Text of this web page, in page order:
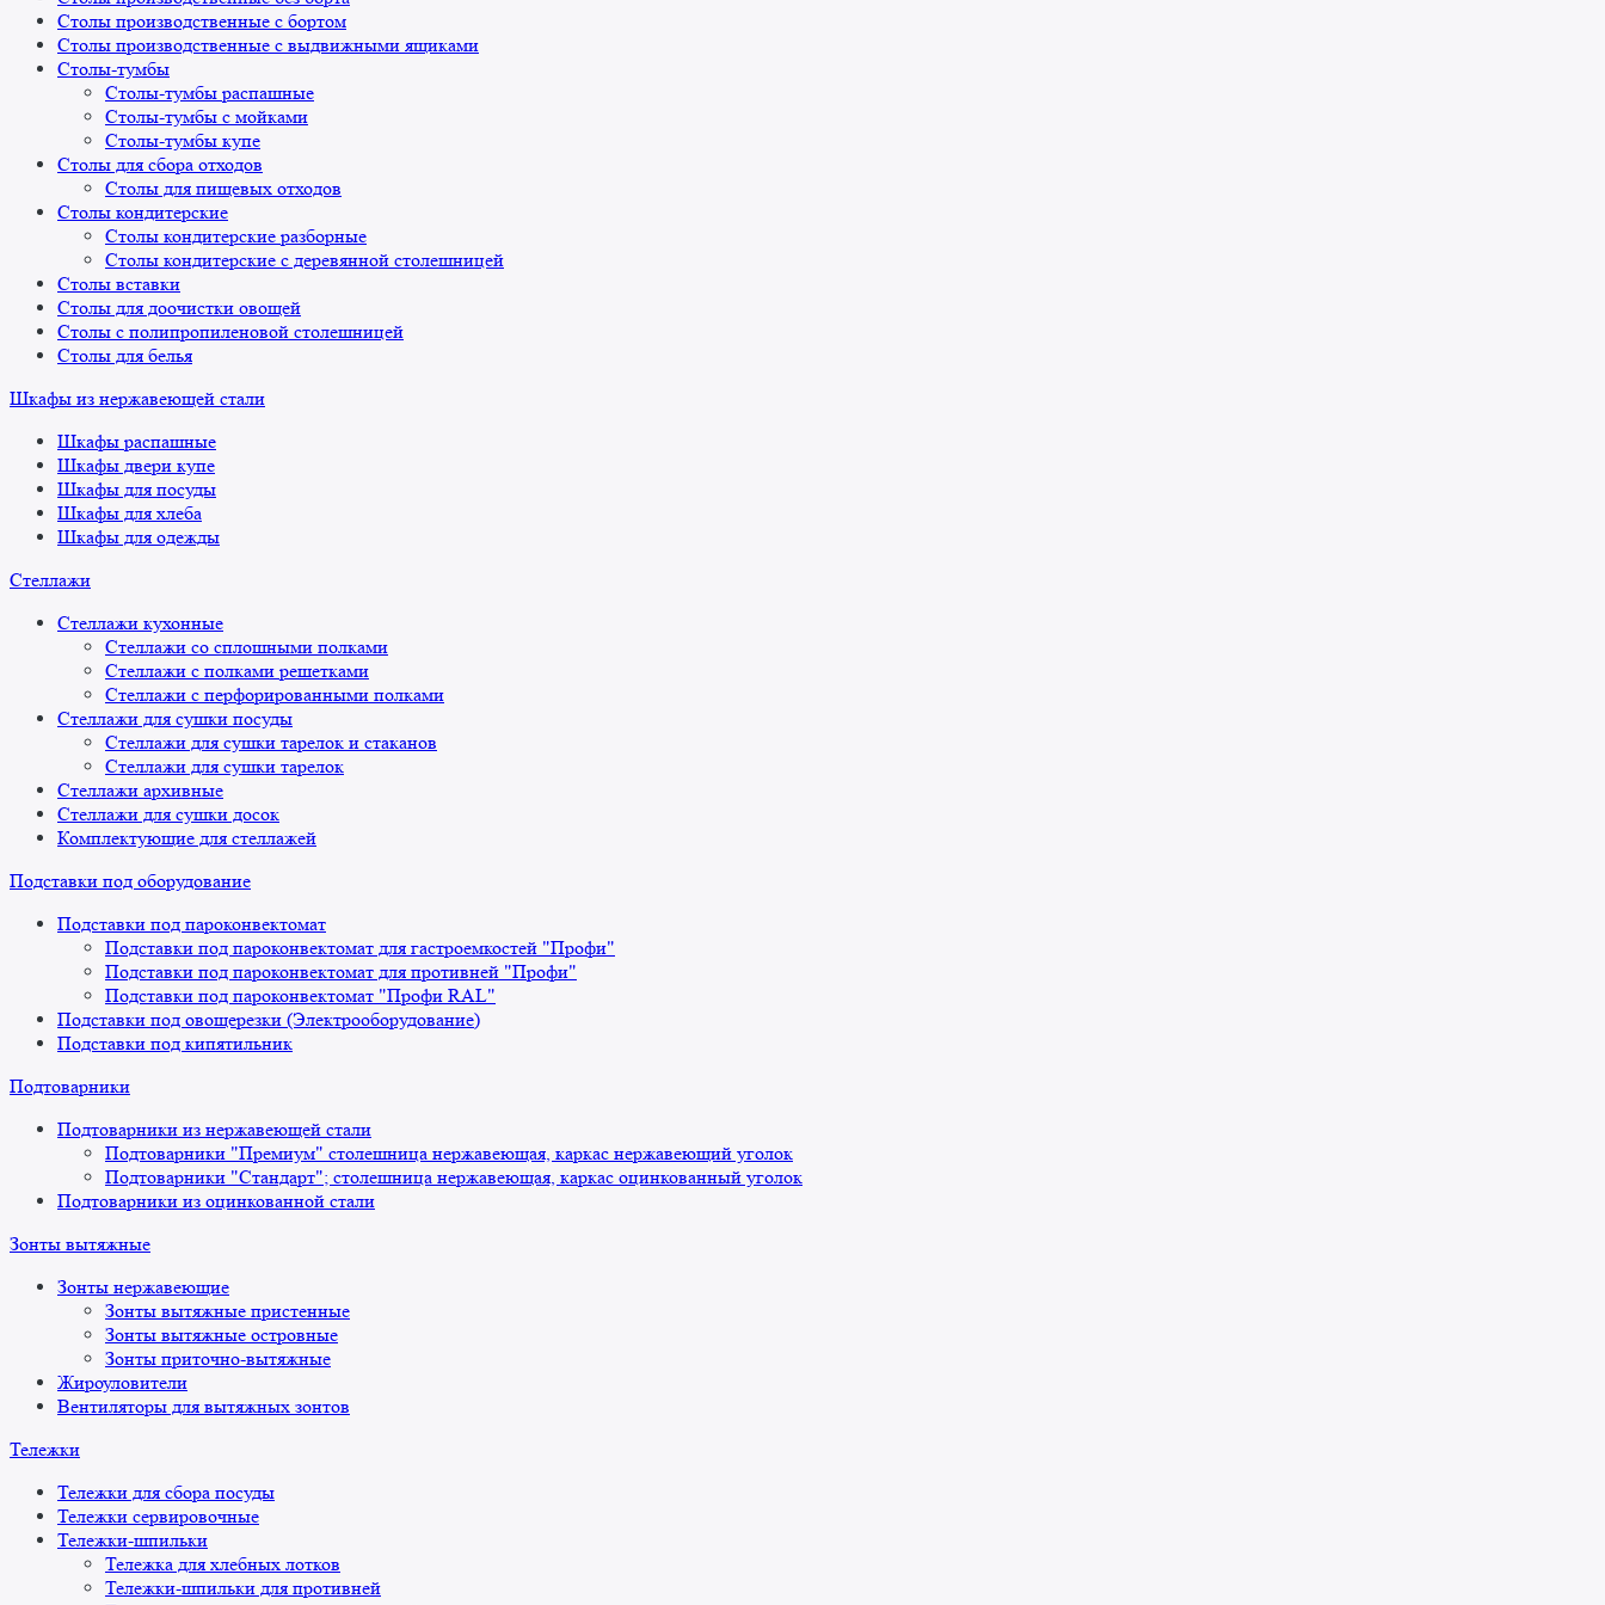
Столы производственные с бортом
Столы производственные с выдвижными ящиками
Столы-тумбы
Столы-тумбы распашные
Столы-тумбы с мойками
Столы-тумбы купе
Столы для сбора отходов
Столы для пищевых отходов
Столы кондитерские
Столы кондитерские разборные
Столы кондитерские с деревянной столешницей
Столы вставки
Столы для доочистки овощей
Столы с полипропиленовой столешницей
Столы для белья
Шкафы из нержавеющей стали
Шкафы распашные
Шкафы двери купе
Шкафы для посуды
Шкафы для хлеба
Шкафы для одежды
Стеллажи
Стеллажи кухонные
Стеллажи со сплошными полками
Стеллажи с полками решетками
Стеллажи с перфорированными полками
Стеллажи для сушки посуды
Стеллажи для сушки тарелок и стаканов
Стеллажи для сушки тарелок
Стеллажи архивные
Стеллажи для сушки досок
Комплектующие для стеллажей
Подставки под оборудование
Подставки под пароконвектомат
Подставки под пароконвектомат для гастроемкостей "Профи"
Подставки под пароконвектомат для противней "Профи"
Подставки под пароконвектомат "Профи RAL"
Подставки под овощерезки (Электрооборудование)
Подставки под кипятильник
Подтоварники
Подтоварники из нержавеющей стали
Подтоварники "Премиум" столешница нержавеющая, каркас нержавеющий уголок
Подтоварники "Стандарт"; столешница нержавеющая, каркас оцинкованный уголок
Подтоварники из оцинкованной стали
Зонты вытяжные
Зонты нержавеющие
Зонты вытяжные пристенные
Зонты вытяжные островные
Зонты приточно-вытяжные
Жироуловители
Вентиляторы для вытяжных зонтов
Тележки
Тележки для сбора посуды
Тележки сервировочные
Тележки-шпильки
Тележка для хлебных лотков
Тележки-шпильки для противней